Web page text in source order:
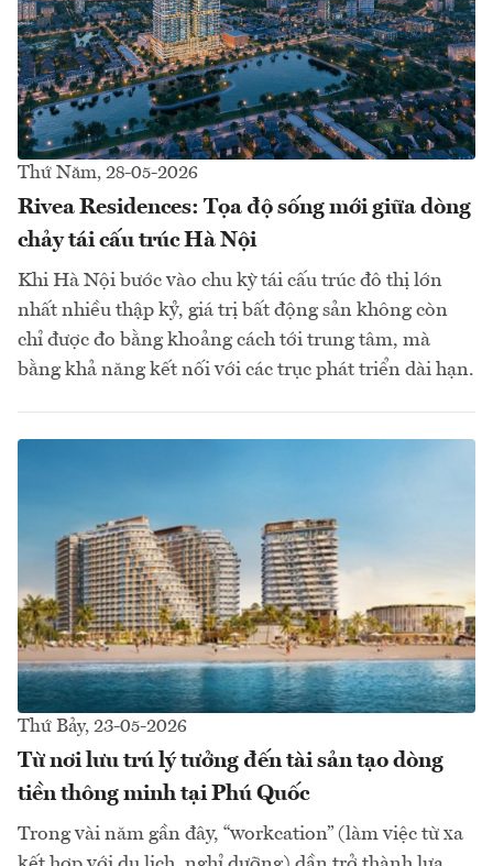
Thứ Năm, 28-05-2026
Rivea Residences: Tọa độ sống mới giữa dòng
chảy tái cấu trúc Hà Nội
Khi Hà Nội bước vào chu kỳ tái cấu trúc đô thị lớn
nhất nhiều thập kỷ, giá trị bất động sản không còn
chỉ được đo bằng khoảng cách tới trung tâm, mà
bằng khả năng kết nối với các trục phát triển dài hạn.
Thứ Bảy, 23-05-2026
Từ nơi lưu trú lý tưởng đến tài sản tạo dòng
tiền thông minh tại Phú Quốc
Trong vài năm gần đây, “workcation” (làm việc từ xa